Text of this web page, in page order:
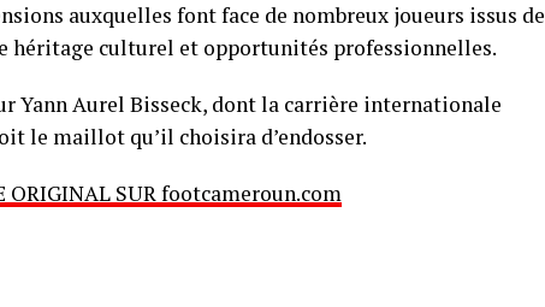
auxquelles font face de nombreux joueurs issus de
culturel et opportunités professionnelles.
Yann Aurel Bisseck, dont la carrière internationale
le maillot qu’il choisira d’endosser.
ORIGINAL SUR footcameroun.com